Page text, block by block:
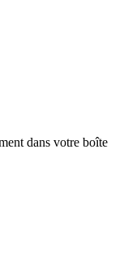
dans votre boîte